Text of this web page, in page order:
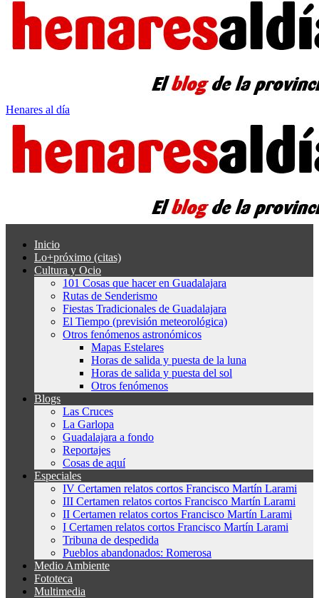
Henares al día
Inicio
Lo+próximo (citas)
Cultura y Ocio
101 Cosas que hacer en Guadalajara
Rutas de Senderismo
Fiestas Tradicionales de Guadalajara
El Tiempo (previsión meteorológica)
Otros fenómenos astronómicos
Mapas Estelares
Horas de salida y puesta de la luna
Horas de salida y puesta del sol
Otros fenómenos
Blogs
Las Cruces
La Garlopa
Guadalajara a fondo
Reportajes
Cosas de aquí
Especiales
IV Certamen relatos cortos Francisco Martín Larami
III Certamen relatos cortos Francisco Martín Larami
II Certamen relatos cortos Francisco Martín Larami
I Certamen relatos cortos Francisco Martín Larami
Tribuna de despedida
Pueblos abandonados: Romerosa
Medio Ambiente
Fototeca
Multimedia